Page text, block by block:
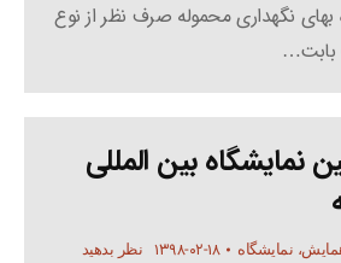
نگهداری محموله صرف نظر از نوع
بابت…
بین المللی
نمایشگاه ۱۳۹۸-۰۲-۱۸ نظر بدهید